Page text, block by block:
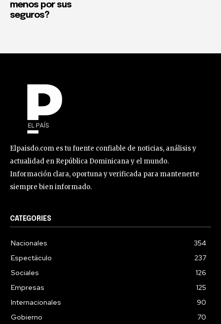
menos por sus
seguros?
Elpaisdo.com es tu fuente confiable de noticias, análisis y
actualidad en República Dominicana y el mundo.
Información clara, oportuna y verificada para mantenerte
siempre bien informado.
CATEGORIES
Nacionales
354
Espectáculo
237
Sociales
126
Empresas
125
Internacionales
90
Gobierno
70